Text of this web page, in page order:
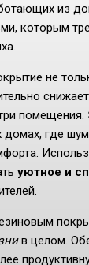
из
которым
не
снижает
домах, где
уютное и
в целом.